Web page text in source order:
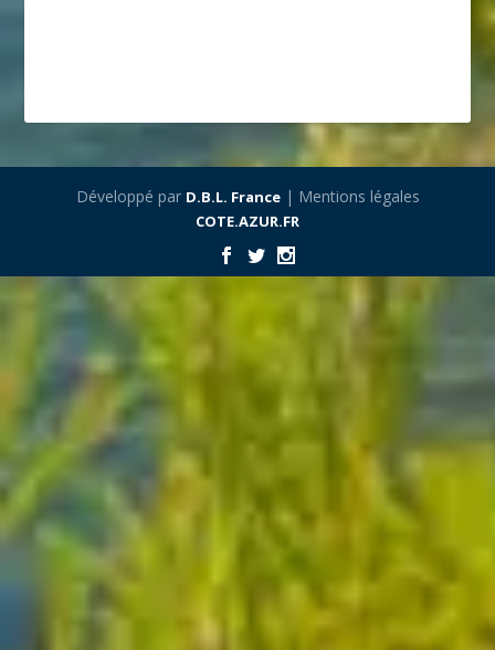
Développé par D.B.L. France| Mentions légales
COTE.AZUR.FR